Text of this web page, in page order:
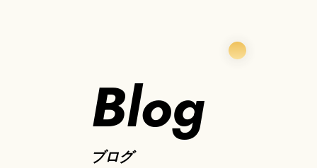
Blog
ブログ